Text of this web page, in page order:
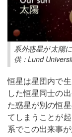
系外惑星が太陽
供：Lund
恒星は星団内で
した恒星同士の
た惑星が別の恒
てしまうことが
系でこの出来事